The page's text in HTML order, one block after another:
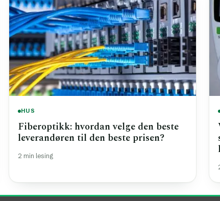
HUS
Fiberoptikk: hvordan velge den beste
leverandøren til den beste prisen?
2 min lesing